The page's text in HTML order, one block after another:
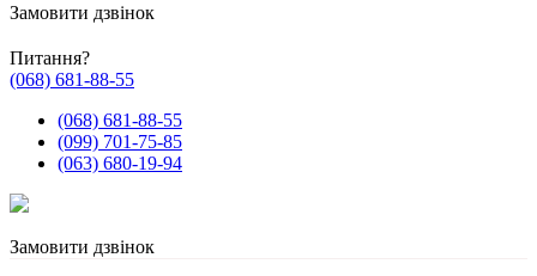
Замовити дзвінок
Питання?
(068) 681-88-55
(068) 681-88-55
(099) 701-75-85
(063) 680-19-94
Замовити дзвінок